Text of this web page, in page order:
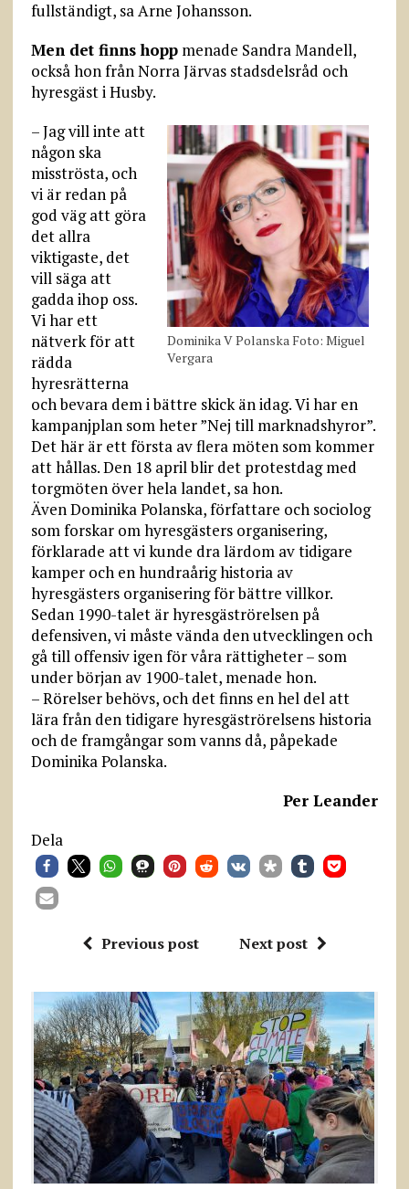
fullständigt, sa Arne Johansson.
Men det finns hoppmenade Sandra Mandell,
också hon från Norra Järvas stadsdelsråd och
hyresgäst i Husby.
Dominika V Polanska Foto: Miguel
Vergara
– Jag vill inte att
någon ska
misströsta, och
vi är redan på
god väg att göra
det allra
viktigaste, det
vill säga att
gadda ihop oss.
Vi har ett
nätverk för att
rädda
hyresrätterna
och bevara dem i bättre skick än idag. Vi har en
kampanjplan som heter ”Nej till marknadshyror”.
Det här är ett första av flera möten som kommer
att hållas. Den 18 april blir det protestdag med
torgmöten över hela landet, sa hon.
Även Dominika Polanska, författare och sociolog
som forskar om hyresgästers organisering,
förklarade att vi kunde dra lärdom av tidigare
kamper och en hundraårig historia av
hyresgästers organisering för bättre villkor.
Sedan 1990-talet är hyresgäströrelsen på
defensiven, vi måste vända den utvecklingen och
gå till offensiv igen för våra rättigheter – som
under början av 1900-talet, menade hon.
– Rörelser behövs, och det finns en hel del att
lära från den tidigare hyresgäströrelsens historia
och de framgångar som vanns då, påpekade
Dominika Polanska.
Per Leander
Dela
Previous post Next post